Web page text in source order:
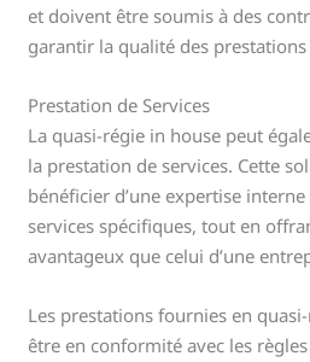
et doivent être soumis à des
garantir la qualité des
Prestation de Services
La quasi-régie in house peut
la prestation de services. Cette
bénéficier d’une expertise
services spécifiques, tout en
avantageux que celui d’une
Les prestations fournies en
être en conformité avec les